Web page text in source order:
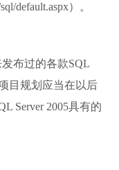
default.aspx）。
布过的各款SQL
目规划应当在以后
Server 2005具有的